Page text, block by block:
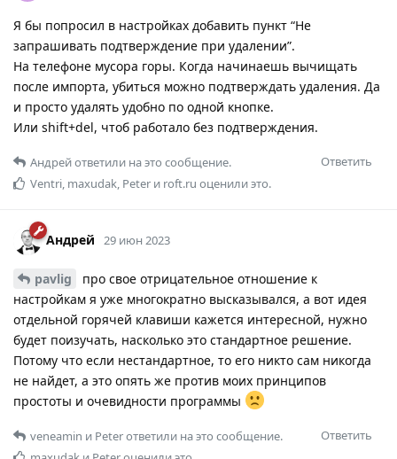
Я бы попросил в настройках добавить пункт “Не
запрашивать подтверждение при удалении”.
На телефоне мусора горы. Когда начинаешь вычищать
после импорта, убиться можно подтверждать удаления. Да
и просто удалять удобно по одной кнопке.
Или shift+del, чтоб работало без подтверждения.
Ответить
Андрейответили на это сообщение.
Ventri, maxudak, Peter и roft.ru оценили это.
Андрей 29 июн 2023
pavlig
про свое отрицательное отношение к
настройкам я уже многократно высказывался, а вот идея
отдельной горячей клавиши кажется интересной, нужно
будет поизучать, насколько это стандартное решение.
Потому что если нестандартное, то его никто сам никогда
не найдет, а это опять же против моих принципов
простоты и очевидности программы
Ответить
veneamin и Peterответили на это сообщение.